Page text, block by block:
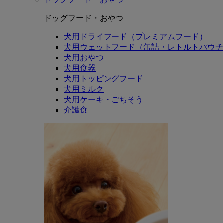
ドッグフード・おやつ
犬用ドライフード（プレミアムフード）
犬用ウェットフード（缶詰・レトルトパウ
犬用おやつ
犬用食器
犬用トッピングフード
犬用ミルク
犬用ケーキ・ごちそう
介護食